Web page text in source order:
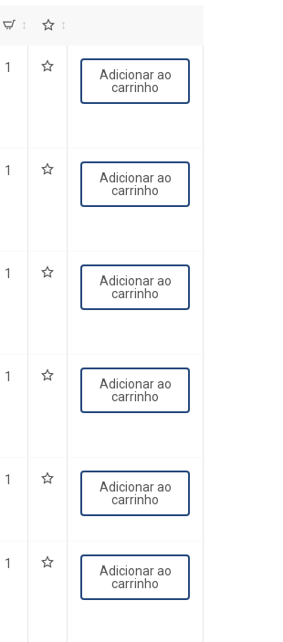
1
Adicionar ao
carrinho
1
Adicionar ao
carrinho
1
Adicionar ao
carrinho
1
Adicionar ao
carrinho
1
Adicionar ao
carrinho
1
Adicionar ao
carrinho